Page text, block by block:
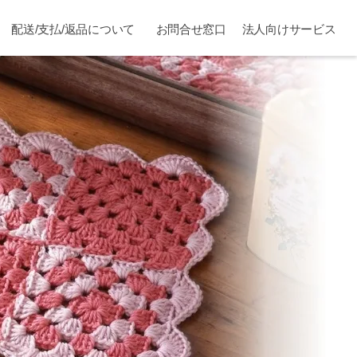
配送/支払/返品について お問合せ窓口 法人向けサービス